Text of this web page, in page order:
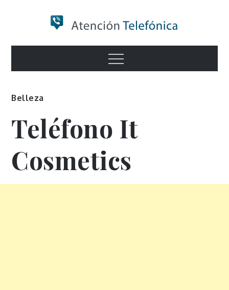
Numero de
Información
Menu
Belleza
Teléfono It
Cosmetics